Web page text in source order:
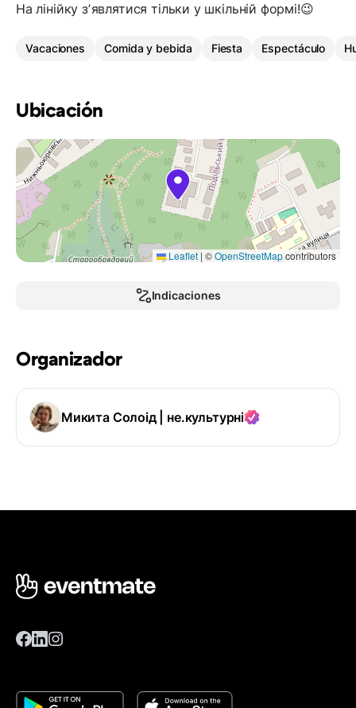
На лінійку зʼявлятися тільки у шкільній формі!😉
Vacaciones Comida y bebida Fiesta Espectáculo
Ubicación
Leaflet | ©OpenStreetMapcontributors
Indicaciones
Organizador
Микита Солоід | не.культурні